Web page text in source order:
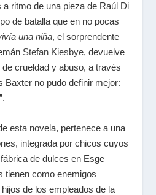
ritmo de una pieza de Raúl Di
de batalla que en no pocas
una niña, el sorprendente
Stefan Kiesbye, devuelve
crueldad y abuso, a través
Baxter no pudo definir mejor:
esta novela, pertenece a una
integrada por chicos cuyos
de dulces en Esge
tienen como enemigos
de los empleados de la